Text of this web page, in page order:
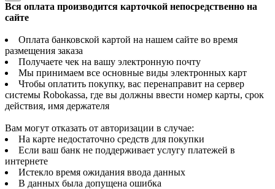
Вся оплата производится карточкой непосредственно на
сайте
Оплата банковской картой на нашем сайте во время
размещения заказа
Получаете чек на вашу электронную почту
Мы принимаем все основные виды электронных карт
Чтобы оплатить покупку, вас перенаправит на сервер
системы Robokassa, где вы должны ввести номер карты, срок
действия, имя держателя
Вам могут отказать от авторизации в случае:
На карте недостаточно средств для покупки
Если ваш банк не поддерживает услугу платежей в
интернете
Истекло время ожидания ввода данных
В данных была допущена ошибка